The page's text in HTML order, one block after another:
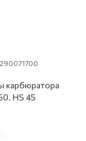
карбюратора
HS 45